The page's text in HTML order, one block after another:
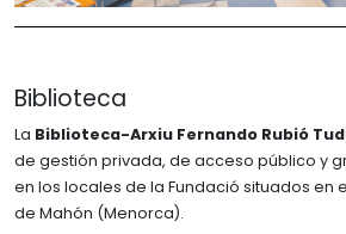
Biblioteca
La Biblioteca-Arxiu Fernando Rubió
de gestión privada, de acceso público y
en los locales de la Fundació situados en
de Mahón (Menorca).